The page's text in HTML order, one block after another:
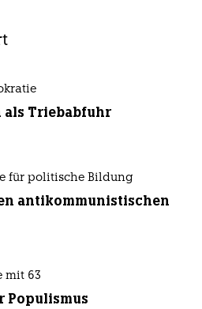
als Triebabfuhr
für politische Bildung
antikommunistischen
mit 63
Populismus